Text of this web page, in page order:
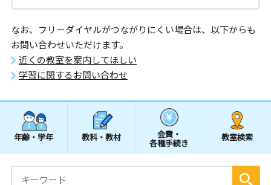
なお、フリーダイヤルがつながりにくい場合は、以下からも
お問い合わせいただけます。
近くの教室を案内してほしい
学習に関するお問い合わせ
年齢・学年 教科・教材 会費・
各種手続き
教室検索